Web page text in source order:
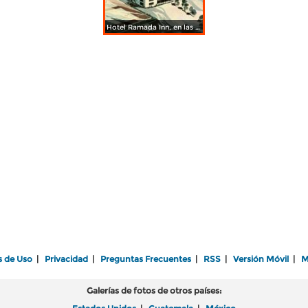
Hotel Ramada Inn, en las faldas del cerro del Topo Chico
de Uso Privacidad Preguntas Frecuentes RSS Versión Móvil
Galerías de fotos de otros países: